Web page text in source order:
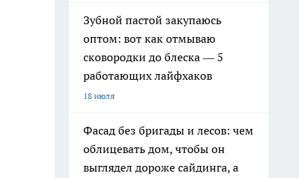
Зубной пастой закупаюсь
оптом: вот как отмываю
сковородки до блеска — 5
работающих лайфхаков
18 июля
Фасад без бригады и лесов: чем
облицевать дом, чтобы он
выглядел дороже сайдинга, а